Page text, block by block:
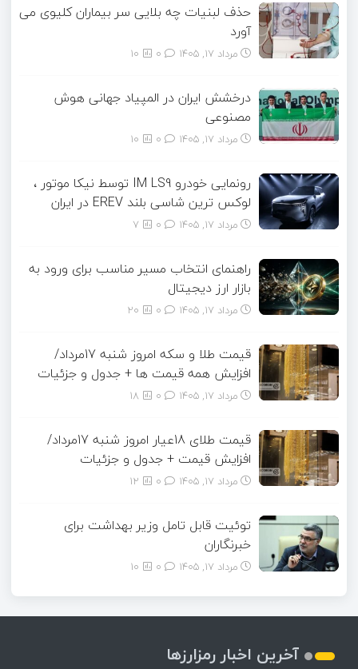
حذف لبنیات چه بلایی سر بیماران کلیوی می
آورد
مرداد ۱۷, ۱۴۰۵ 10
درخشش ایران در المپیاد جهانی هوش
مصنوعی
مرداد ۱۷, ۱۴۰۵ 10
رونمایی خودرو IM LS9 توسط نیکا موتور ،
لوکس ترین شاسی بلند EREV در ایران
مرداد ۱۷, ۱۴۰۵ 7
راهنمای انتخاب مسیر مناسب برای ورود به
بازار ارز دیجیتال
مرداد ۱۷, ۱۴۰۵ 20
قیمت طلا و سکه امروز شنبه 17مرداد/
افزایش همه قیمت ها + جدول و جزئیات
مرداد ۱۷, ۱۴۰۵ 18
قیمت طلای 18عیار امروز شنبه 17مرداد/
افزایش قیمت + جدول و جزئیات
مرداد ۱۷, ۱۴۰۵ 12
توئیت قابل تامل وزیر بهداشت برای
خبرنگاران
مرداد ۱۷, ۱۴۰۵ 10
آخرین اخبار رمزارزها